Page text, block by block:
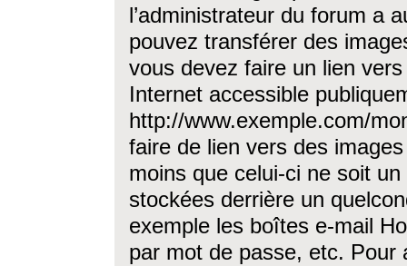
l’administrateur du forum a
pouvez transférer des
vous devez faire un lien
Internet accessible
http://www.exemple.com/
faire de lien vers des
moins que celui-ci ne soit
stockées derrière un
exemple les boîtes e-mail
par mot de passe, etc. Pour